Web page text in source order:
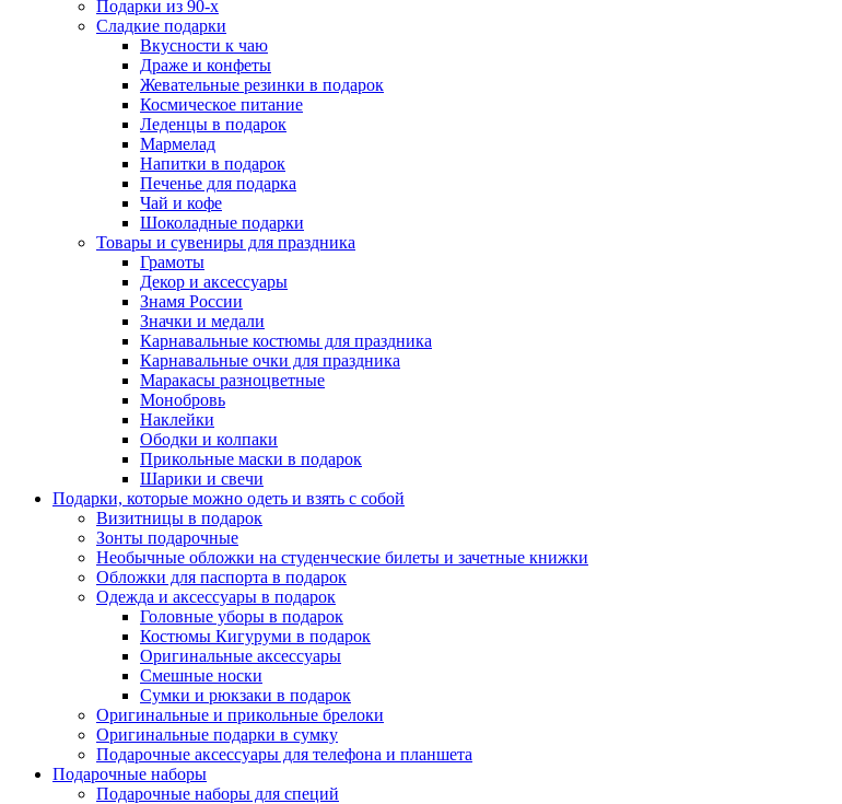
Подарки из 90-х
Сладкие подарки
Вкусности к чаю
Драже и конфеты
Жевательные резинки в подарок
Космическое питание
Леденцы в подарок
Мармелад
Напитки в подарок
Печенье для подарка
Чай и кофе
Шоколадные подарки
Товары и сувениры для праздника
Грамоты
Декор и аксессуары
Знамя России
Значки и медали
Карнавальные костюмы для праздника
Карнавальные очки для праздника
Маракасы разноцветные
Монобровь
Наклейки
Ободки и колпаки
Прикольные маски в подарок
Шарики и свечи
Подарки, которые можно одеть и взять с собой
Визитницы в подарок
Зонты подарочные
Необычные обложки на студенческие билеты и зачетные книжки
Обложки для паспорта в подарок
Одежда и аксессуары в подарок
Головные уборы в подарок
Костюмы Кигуруми в подарок
Оригинальные аксессуары
Смешные носки
Сумки и рюкзаки в подарок
Оригинальные и прикольные брелоки
Оригинальные подарки в сумку
Подарочные аксессуары для телефона и планшета
Подарочные наборы
Подарочные наборы для специй